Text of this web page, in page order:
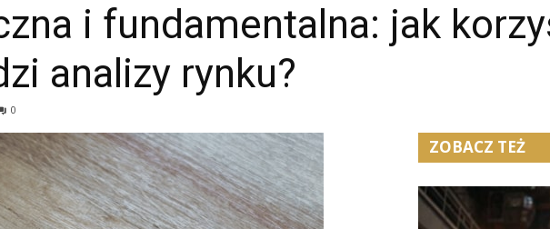
i fundamentalna: jak
analizy rynku?
0
ZOBACZ TEŻ